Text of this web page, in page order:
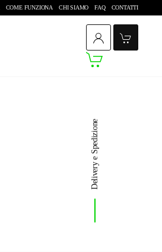
COME FUNZIONA CHI SIAMO FAQ CONTATTI
Delivery e Spedizione